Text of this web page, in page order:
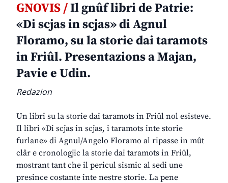
GNOVIS /Il gnûf libri de Patrie:
«Di scjas in scjas» di Agnul
Floramo, su la storie dai taramots
in Friûl. Presentazions a Majan,
Pavie e Udin.
Redazion
Un libri su la storie dai taramots in Friûl nol esisteve.
Il libri «Di scjas in scjas, i taramots inte storie
furlane» di Agnul/Angelo Floramo al ripasse in mût
clâr e cronologjic la storie dai taramots in Friûl,
mostrant tant che il pericul sismic al sedi une
presince costante inte nestre storie. La pene